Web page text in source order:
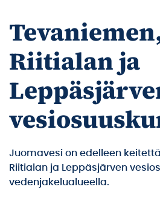
Riitialan ja
Juomavesi on edelleen
Riitialan ja Leppäsjärven
vedenjakelualueella.